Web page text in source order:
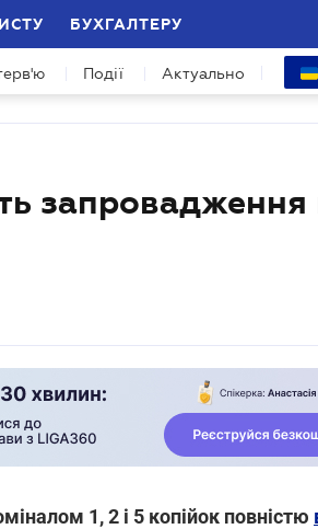
БУХГАЛТЕРУ
Події Актуально
1, 2 і 5 копійок повністю